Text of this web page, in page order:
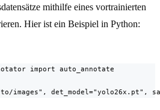
mithilfe eines vortrainierten
Hier ist ein Beispiel in Python:
import auto_annotate
images", det_model="yolo26x.pt",